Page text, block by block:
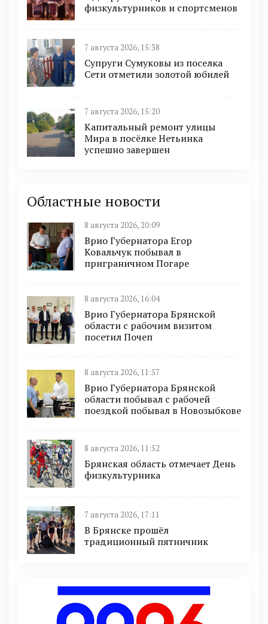
физкультурников и спортсменов
7 августа 2026, 15:38
Супруги Сумуковы из поселка
Сети отметили золотой юбилей
7 августа 2026, 15:20
Капитальный ремонт улицы
Мира в посёлке Нетьинка
успешно завершен
Областные новости
8 августа 2026, 20:09
Врио Губернатора Егор
Ковальчук побывал в
приграничном Погаре
8 августа 2026, 16:04
Врио Губернатора Брянской
области с рабочим визитом
посетил Почеп
8 августа 2026, 11:57
Врио Губернатора Брянской
области побывал с рабочей
поездкой побывал в Новозыбкове
8 августа 2026, 11:52
Брянская область отмечает День
физкультурника
7 августа 2026, 17:11
В Брянске прошёл
традиционный пятничник